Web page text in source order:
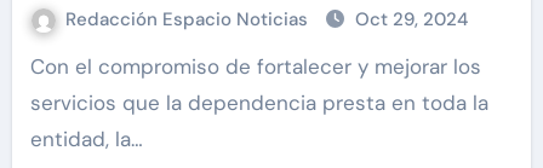
Redacción Espacio Noticias Oct 29, 2024
Con el compromiso de fortalecer y mejorar los
servicios que la dependencia presta en toda la
entidad, la…